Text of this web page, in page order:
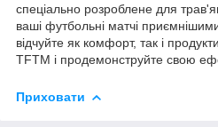
спеціально розроблене для
ваші футбольні матчі
відчуйте як комфорт, так і
TFTM і продемонструйте свою
Приховати